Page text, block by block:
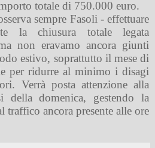
totale di 750.000 euro.
sempre Fasoli - effettuare
la chiusura totale legata
non eravamo ancora giunti
estivo, soprattutto il mese di
per ridurre al minimo i disagi
Verrà posta attenzione alla
della domenica, gestendo la
traffico ancora presente alle ore